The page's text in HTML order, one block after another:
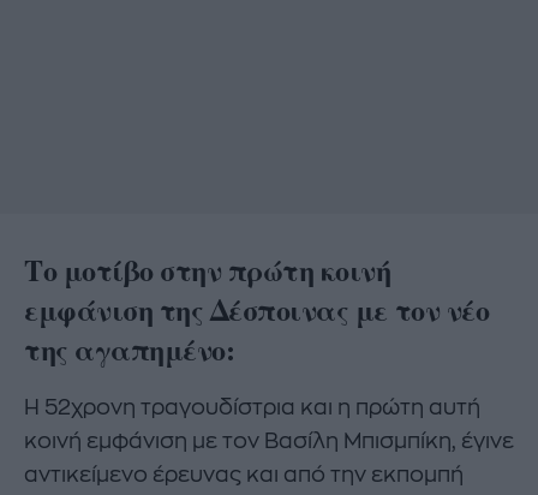
Το μοτίβο στην πρώτη κοινή
εμφάνιση της Δέσποινας με τον νέο
της αγαπημένο:
Η 52χρονη τραγουδίστρια και η πρώτη αυτή
κοινή εμφάνιση με τον Βασίλη Μπισμπίκη, έγινε
αντικείμενο έρευνας και από την εκπομπή